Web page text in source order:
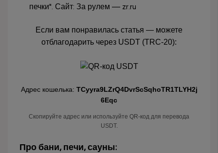
печки". Сайт: За рулем — zr.ru
Если вам понравилась статья — можете
отблагодарить через USDT (TRC-20):
Адрес кошелька: TCyyra9LZrQ4DvrScSqhoTR1TLYH2j
6Eqc
Скопируйте адрес или используйте QR-код для перевода
USDT.
Про бани, печи, сауны: